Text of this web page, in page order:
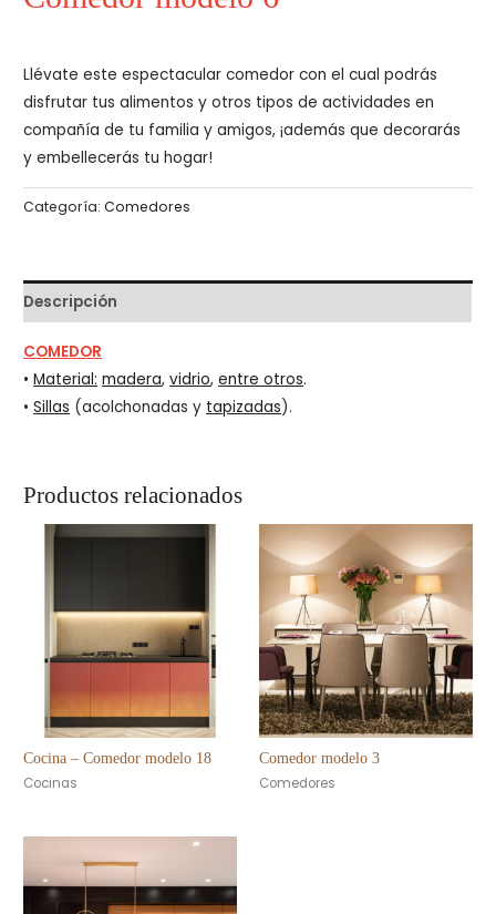
Llévate este espectacular comedor con el cual podrás
disfrutar tus alimentos y otros tipos de actividades en
compañía de tu familia y amigos, ¡además que decorarás
y embellecerás tu hogar!
Categoría:Comedores
Descripción
COMEDOR
•Material: madera,vidrio,entre otros.
•Sillas (acolchonadas y tapizadas).
Productos relacionados
Cocina – Comedor modelo 18
Cocinas
Comedor modelo 3
Comedores